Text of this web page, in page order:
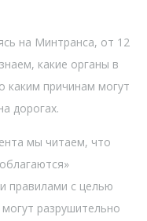
на Минтранса, от 12
какие органы в
каким причинам могут
дорогах.
мы читаем, что
правилами с целью
разрушительно